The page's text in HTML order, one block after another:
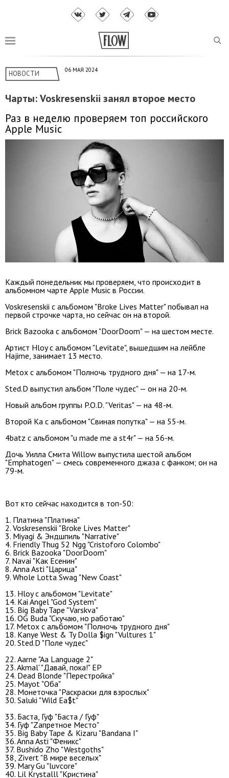
НОВОСТИ 06 МАЯ 2024
Чарты: Voskresenskii занял второе место
Раз в неделю проверяем топ российского
Apple Music
Каждый понедельник мы проверяем, что происходит в
альбомном чарте Apple Music в России.
Voskresenskii с альбомом "Broke Lives Matter" побывал на
первой строчке чарта, но сейчас он на второй.
Brick Bazooka с альбомом "DoorDoom" — на шестом месте.
Артист Hloy с альбомом "Levitate", вышедшим на лейбле
Hajime, занимает 13 место.
Metox с альбомом "Полночь трудного дня" — на 17-м.
Sted.D выпустил альбом "Поле чудес" — он на 20-м.
Новый альбом группы P.O.D. "Veritas" — на 48-м.
Второй Ка с альбомом "Свиная попутка" — на 55-м.
4batz с альбомом "u made me a st4r" — на 56-м.
Дочь Уилла Смита Willow выпустила шестой альбом
"Emphatogen" — смесь современного джаза с фанком; он на
79-м.
Вот кто сейчас находится в топ-50:
1. Платина "Платина"
2. Voskresenskii "Broke Lives Matter"
3. Miyagi & Эндшпиль "Narrative"
4. Friendly Thug 52 Ngg "Cristoforo Colombo"
6. Brick Bazooka "DoorDoom"
7. Navai "Как Есенин"
8. Anna Asti "Царица"
9. Whole Lotta Swag "New Coast"
13. Hloy с альбомом "Levitate"
14. Kai Angel "God System"
15. Big Baby Tape "Varskva"
16. OG Buda "Cкучаю, но работаю"
17. Metox с альбомом "Полночь трудного дня"
18. Kanye West & Ty Dolla $ign "Vultures 1"
20. Sted.D "Поле чудес"
22. Aarne "Aa Language 2"
23. Akmal' "Давай, пока!" EP
24. Dead Blonde "Перестройка"
25. Mayot "Оба"
28. Монеточка "Раскраски для взрослых"
30. Saluki "Wild Ea$t"
33. Баста, Гуф "Баста / Гуф"
34. Гуф "Zапретное Место"
35. Big Baby Tape & Kizaru "Bandana I"
36. Anna Asti "Феникс"
37. Bushido Zho "Westgoths"
38, Zivert "В мире веселых"
39. Mary Gu "luvcore"
40. Lil Krystalll "Кристина"